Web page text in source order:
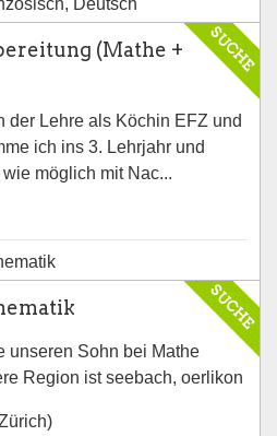
SUCHE
(Mathe +
der Lehre als Köchin EFZ und
ich ins 3. Lehrjahr und
möglich mit Nac...
SUCHE
unseren Sohn bei Mathe
Region ist seebach, oerlikon